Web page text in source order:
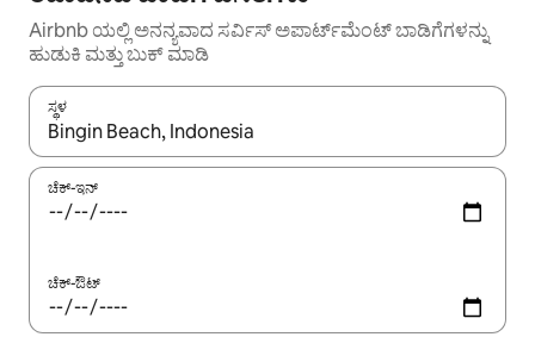
Airbnb ಯಲ್ಲಿ ಅನನ್ಯವಾದ ಸರ್ವಿಸ್ ಅಪಾರ್ಟ್‌ಮೆಂಟ್ ಬಾಡಿಗೆಗಳನ್ನು
ಹುಡುಕಿ ಮತ್ತು ಬುಕ್ ಮಾಡಿ
ಸ್ಥಳ
ಫಲಿತಾಂಶಗಳು ಲಭ್ಯವಿರುವಾಗ, ಅಪ್ ಮತ್ತು ಡೌನ್ ಬಾಣದ ಕೀಲಿಗಳೊಂದಿಗೆ
ಚೆಕ್-ಇನ್
ಚೆಕ್-ಔಟ್